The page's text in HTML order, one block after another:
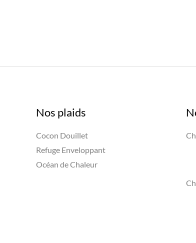
Nos plaids
Cocon Douillet
Refuge Enveloppant
Océan de Chaleur